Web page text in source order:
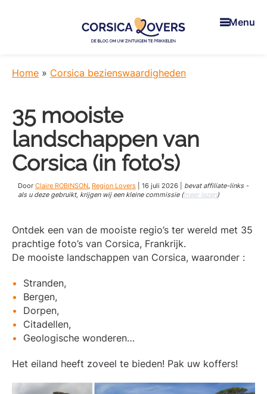
Lovers
zintuigen
Corsica
De
van
Claire
en
Menu
Home » Corsica bezienswaardigheden
35 mooiste
landschappen van
Corsica (in foto’s)
Door Claire ROBINSON Region Lovers 16 juli 2026
bevat affiliate-links -
als u deze gebruikt, krijgen wij een kleine commissie (meer lezen)
Ontdek een van de mooiste regio’s ter wereld met 35
prachtige foto’s van Corsica, Frankrijk.
De mooiste landschappen van Corsica, waaronder :
Stranden,
Bergen,
Dorpen,
Citadellen,
Geologische wonderen…
Het eiland heeft zoveel te bieden! Pak uw koffers!